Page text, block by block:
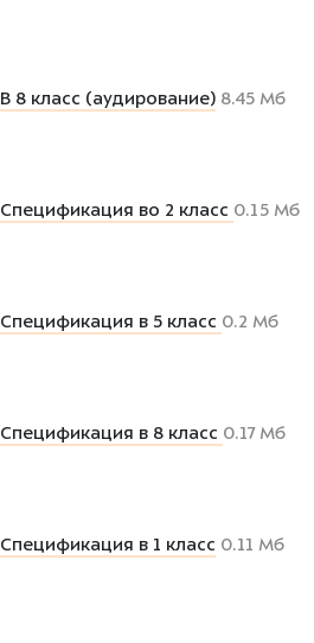
В 8 класс (аудирование)8.45 Мб
Спецификация во 2 класс 0.15 Мб
Спецификация в 5 класс 0.2 Мб
Спецификация в 8 класс 0.17 Мб
Спецификация в 1 класс 0.11 Мб